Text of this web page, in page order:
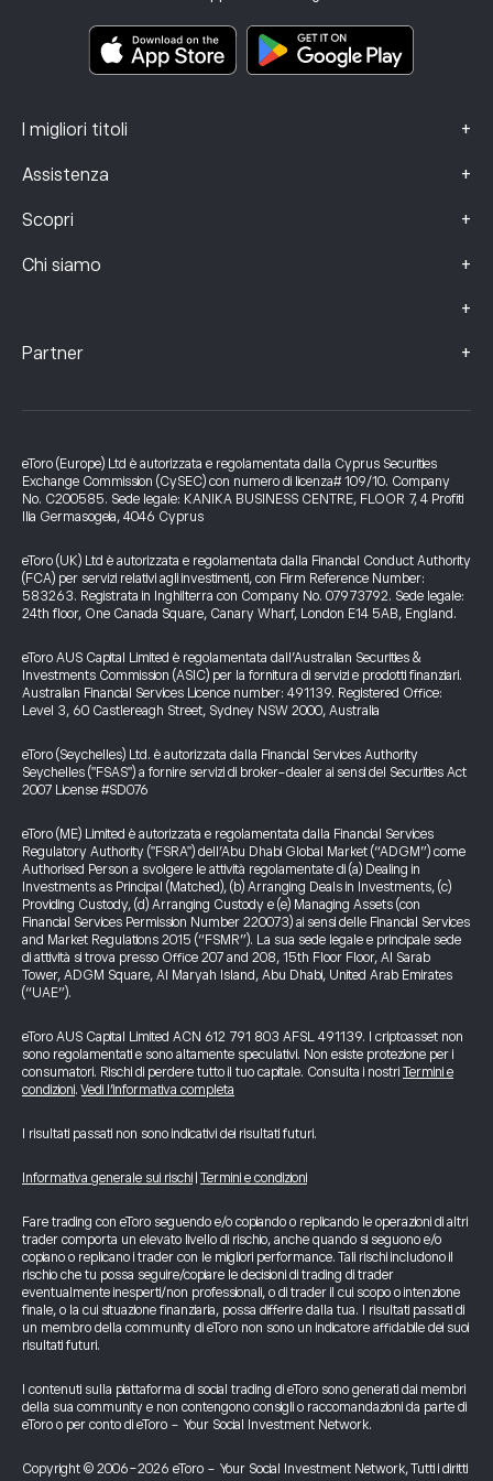
I migliori titoli +
Assistenza +
Scopri +
Chi siamo +
+
Documenti informativi chiave
Dati sui reclami (clienti FCA)
Partner +
eToro (Europe) Ltd è autorizzata e regolamentata dalla Cyprus Securities
Exchange Commission (CySEC) con numero di licenza# 109/10. Company
No. C200585. Sede legale: KANIKA BUSINESS CENTRE, FLOOR 7, 4 Profiti
Ilia Germasogeia, 4046 Cyprus
eToro (UK) Ltd è autorizzata e regolamentata dalla Financial Conduct Authority
(FCA) per servizi relativi agli investimenti, con Firm Reference Number:
583263. Registrata in Inghilterra con Company No. 07973792. Sede legale:
24th floor, One Canada Square, Canary Wharf, London E14 5AB, England.
eToro AUS Capital Limited è regolamentata dall’Australian Securities &
Investments Commission (ASIC) per la fornitura di servizi e prodotti finanziari.
Australian Financial Services Licence number: 491139. Registered Office:
Level 3, 60 Castlereagh Street, Sydney NSW 2000, Australia
eToro (Seychelles) Ltd. è autorizzata dalla Financial Services Authority
Seychelles ("FSAS") a fornire servizi di broker-dealer ai sensi del Securities Act
2007 License #SD076
eToro (ME) Limited è autorizzata e regolamentata dalla Financial Services
Regulatory Authority ("FSRA") dell’Abu Dhabi Global Market (“ADGM”) come
Authorised Person a svolgere le attività regolamentate di (a) Dealing in
Investments as Principal (Matched), (b) Arranging Deals in Investments, (c)
Providing Custody, (d) Arranging Custody e (e) Managing Assets (con
Financial Services Permission Number 220073) ai sensi delle Financial Services
and Market Regulations 2015 (“FSMR”). La sua sede legale e principale sede
di attività si trova presso Office 207 and 208, 15th Floor Floor, Al Sarab
Tower, ADGM Square, Al Maryah Island, Abu Dhabi, United Arab Emirates
(“UAE”).
eToro AUS Capital Limited ACN 612 791 803 AFSL 491139. I criptoasset non
sono regolamentati e sono altamente speculativi. Non esiste protezione per i
consumatori. Rischi di perdere tutto il tuo capitale. Consulta i nostri Termini e
condizioni.Vedi l’informativa completa
I risultati passati non sono indicativi dei risultati futuri.
Informativa generale sui rischi Termini e condizioni
Fare trading con eToro seguendo e/o copiando o replicando le operazioni di altri
trader comporta un elevato livello di rischio, anche quando si seguono e/o
copiano o replicano i trader con le migliori performance. Tali rischi includono il
rischio che tu possa seguire/copiare le decisioni di trading di trader
eventualmente inesperti/non professionali, o di trader il cui scopo o intenzione
finale, o la cui situazione finanziaria, possa differire dalla tua. I risultati passati di
un membro della community di eToro non sono un indicatore affidabile dei suoi
risultati futuri.
I contenuti sulla piattaforma di social trading di eToro sono generati dai membri
della sua community e non contengono consigli o raccomandazioni da parte di
eToro o per conto di eToro - Your Social Investment Network.
Copyright © 2006-2026 eToro - Your Social Investment Network, Tutti i diritti